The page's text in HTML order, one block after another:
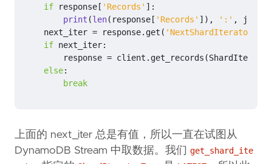
if
response [ 'Records' ]:
print (len( response [ 'Records' ]), ':' , json
next_iter = response. get ( 'NextShardIterator'
if next_iter:
response = client . get_records (ShardIterator
else:
break
上面的 next_iter 总是有值，所以一直在试图从
DynamoDB Stream 中取数据。我们 get_shard_ite